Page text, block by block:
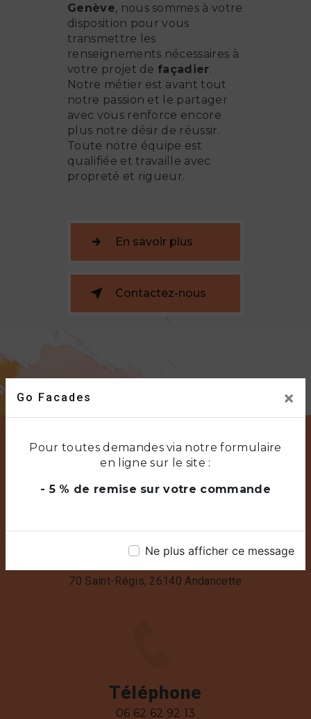
Go Facades ×
Pour toutes demandes via notre formulaire
en ligne sur le site :
- 5 % de remise sur votre commande
Ne plus afficher ce message
Genève, nous sommes à votre
disposition pour vous
transmettre les
renseignements nécessaires à
votre projet defaçadier.
Notre métier est avant tout
notre passion et le partager
avec vous renforce encore
plus notre désir de réussir.
Toute notre équipe est
qualifiée et travaille avec
propreté et rigueur.
En savoir plus
Contactez-nous
Adresse
70 Saint-Régis, 26140 Andancette
Téléphone
06 62 62 92 13